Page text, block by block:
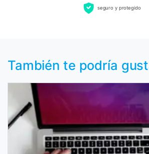
seguro y protegido
También te podría